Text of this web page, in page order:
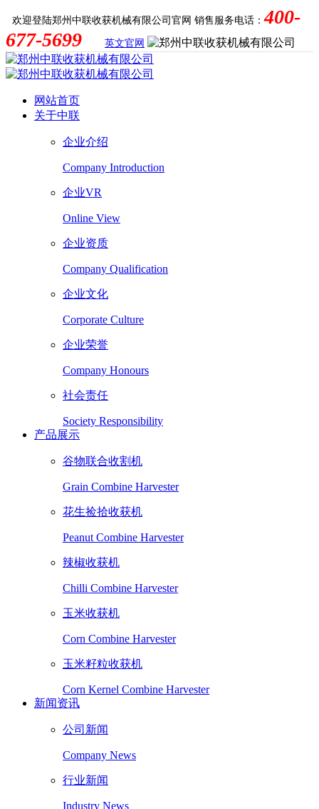
欢迎登陆郑州中联收获机械有限公司官网 销售服务电话：400-
677-5699
英文官网
网站首页
关于中联
企业介绍
Company Introduction
企业VR
Online View
企业资质
Company Qualification
企业文化
Corporate Culture
企业荣誉
Company Honours
社会责任
Society Responsibility
产品展示
谷物联合收割机
Grain Combine Harvester
花生捡拾收获机
Peanut Combine Harvester
辣椒收获机
Chilli Combine Harvester
玉米收获机
Corn Combine Harvester
玉米籽粒收获机
Corn Kernel Combine Harvester
新闻资讯
公司新闻
Company News
行业新闻
Industry News